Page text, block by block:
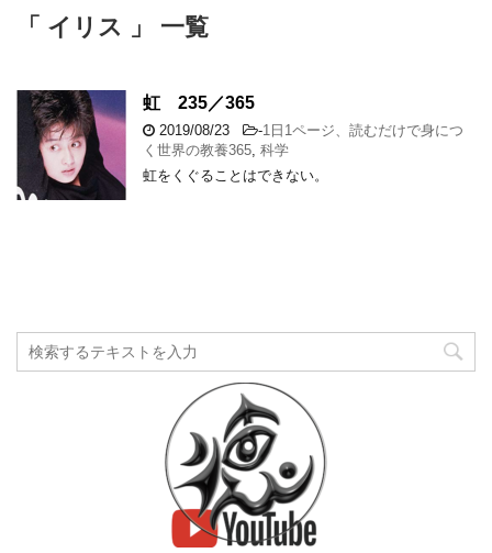
「 イリス 」 一覧
虹 235／365
2019/08/23 -1日1ページ、読むだけで身につ
く世界の教養365 科学
虹をくぐることはできない。